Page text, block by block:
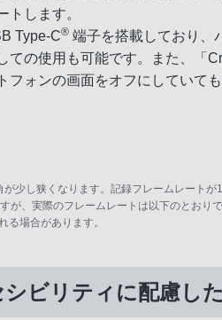
トします。
Type-C® 端子を搭載しており、
ての使用も可能です。また、「
フォンの画面をオフにしていて
少し狭くなります。記録フレームレート
が、実際のフレームレートは以下のとお
る場合があります。
ビリティに配慮し